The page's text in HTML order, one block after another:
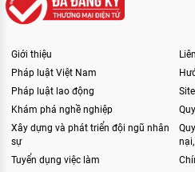
Giới thiệu
Pháp luật Việt Nam
Pháp luật lao động
Khám phá nghề nghiệp
Xây dựng và phát triển đội ngũ nhân
sự
Tuyển dụng việc làm